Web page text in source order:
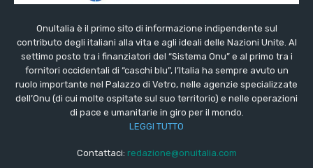
OnuItalia è il primo sito di informazione indipendente sul
contributo degli italiani alla vita e agli ideali delle Nazioni Unite. Al
settimo posto tra i finanziatori del “Sistema Onu” e al primo tra i
fornitori occidentali di “caschi blu”, l’Italia ha sempre avuto un
ruolo importante nel Palazzo di Vetro, nelle agenzie specializzate
dell’Onu (di cui molte ospitate sul suo territorio) e nelle operazioni
di pace e umanitarie in giro per il mondo.
LEGGI TUTTO
Contattaci: redazione@onuitalia.com